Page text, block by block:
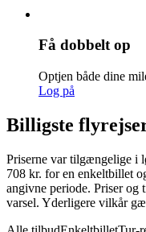
Få dobbelt op
Optjen både dine
Log på
Billigste
Priserne var tilgængelige i
708 kr. for en enkeltbillet
angivne periode. Priser
varsel. Yderligere vilkår